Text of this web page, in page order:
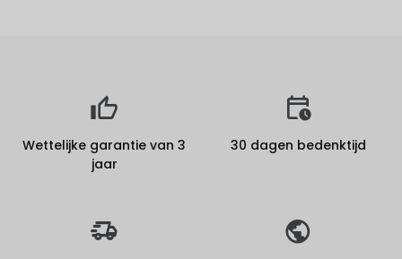
Wettelijke garantie van 3
jaar
30 dagen bedenktijd